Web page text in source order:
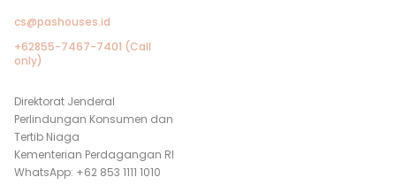
cs@pashouses.id
+62855-7467-7401 (Call
only)
Direktorat Jenderal
Perlindungan Konsumen dan
Tertib Niaga
Kementerian Perdagangan RI
WhatsApp: +62 853 1111 1010